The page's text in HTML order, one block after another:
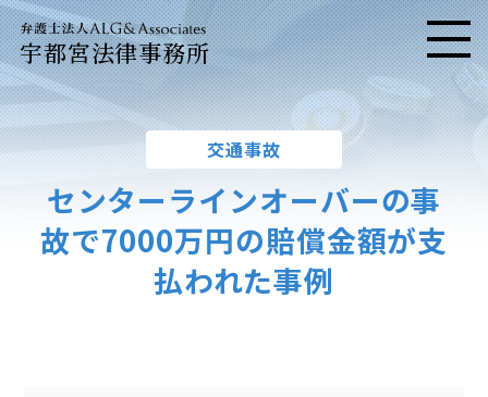
宇都宮法律事務所 メニ
交通事故
センターラインオーバーの事
故で7000万円の賠償金額が支
払われた事例